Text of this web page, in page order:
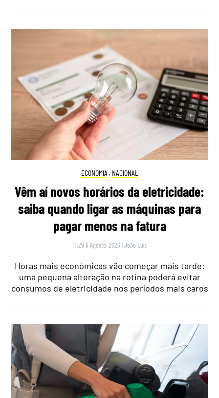
ECONOMIA , NACIONAL
Vêm aí novos horários da eletricidade:
saiba quando ligar as máquinas para
pagar menos na fatura
11:29 6 Agosto, 2026 |João Luís
Horas mais económicas vão começar mais tarde:
uma pequena alteração na rotina poderá evitar
consumos de eletricidade nos períodos mais caros